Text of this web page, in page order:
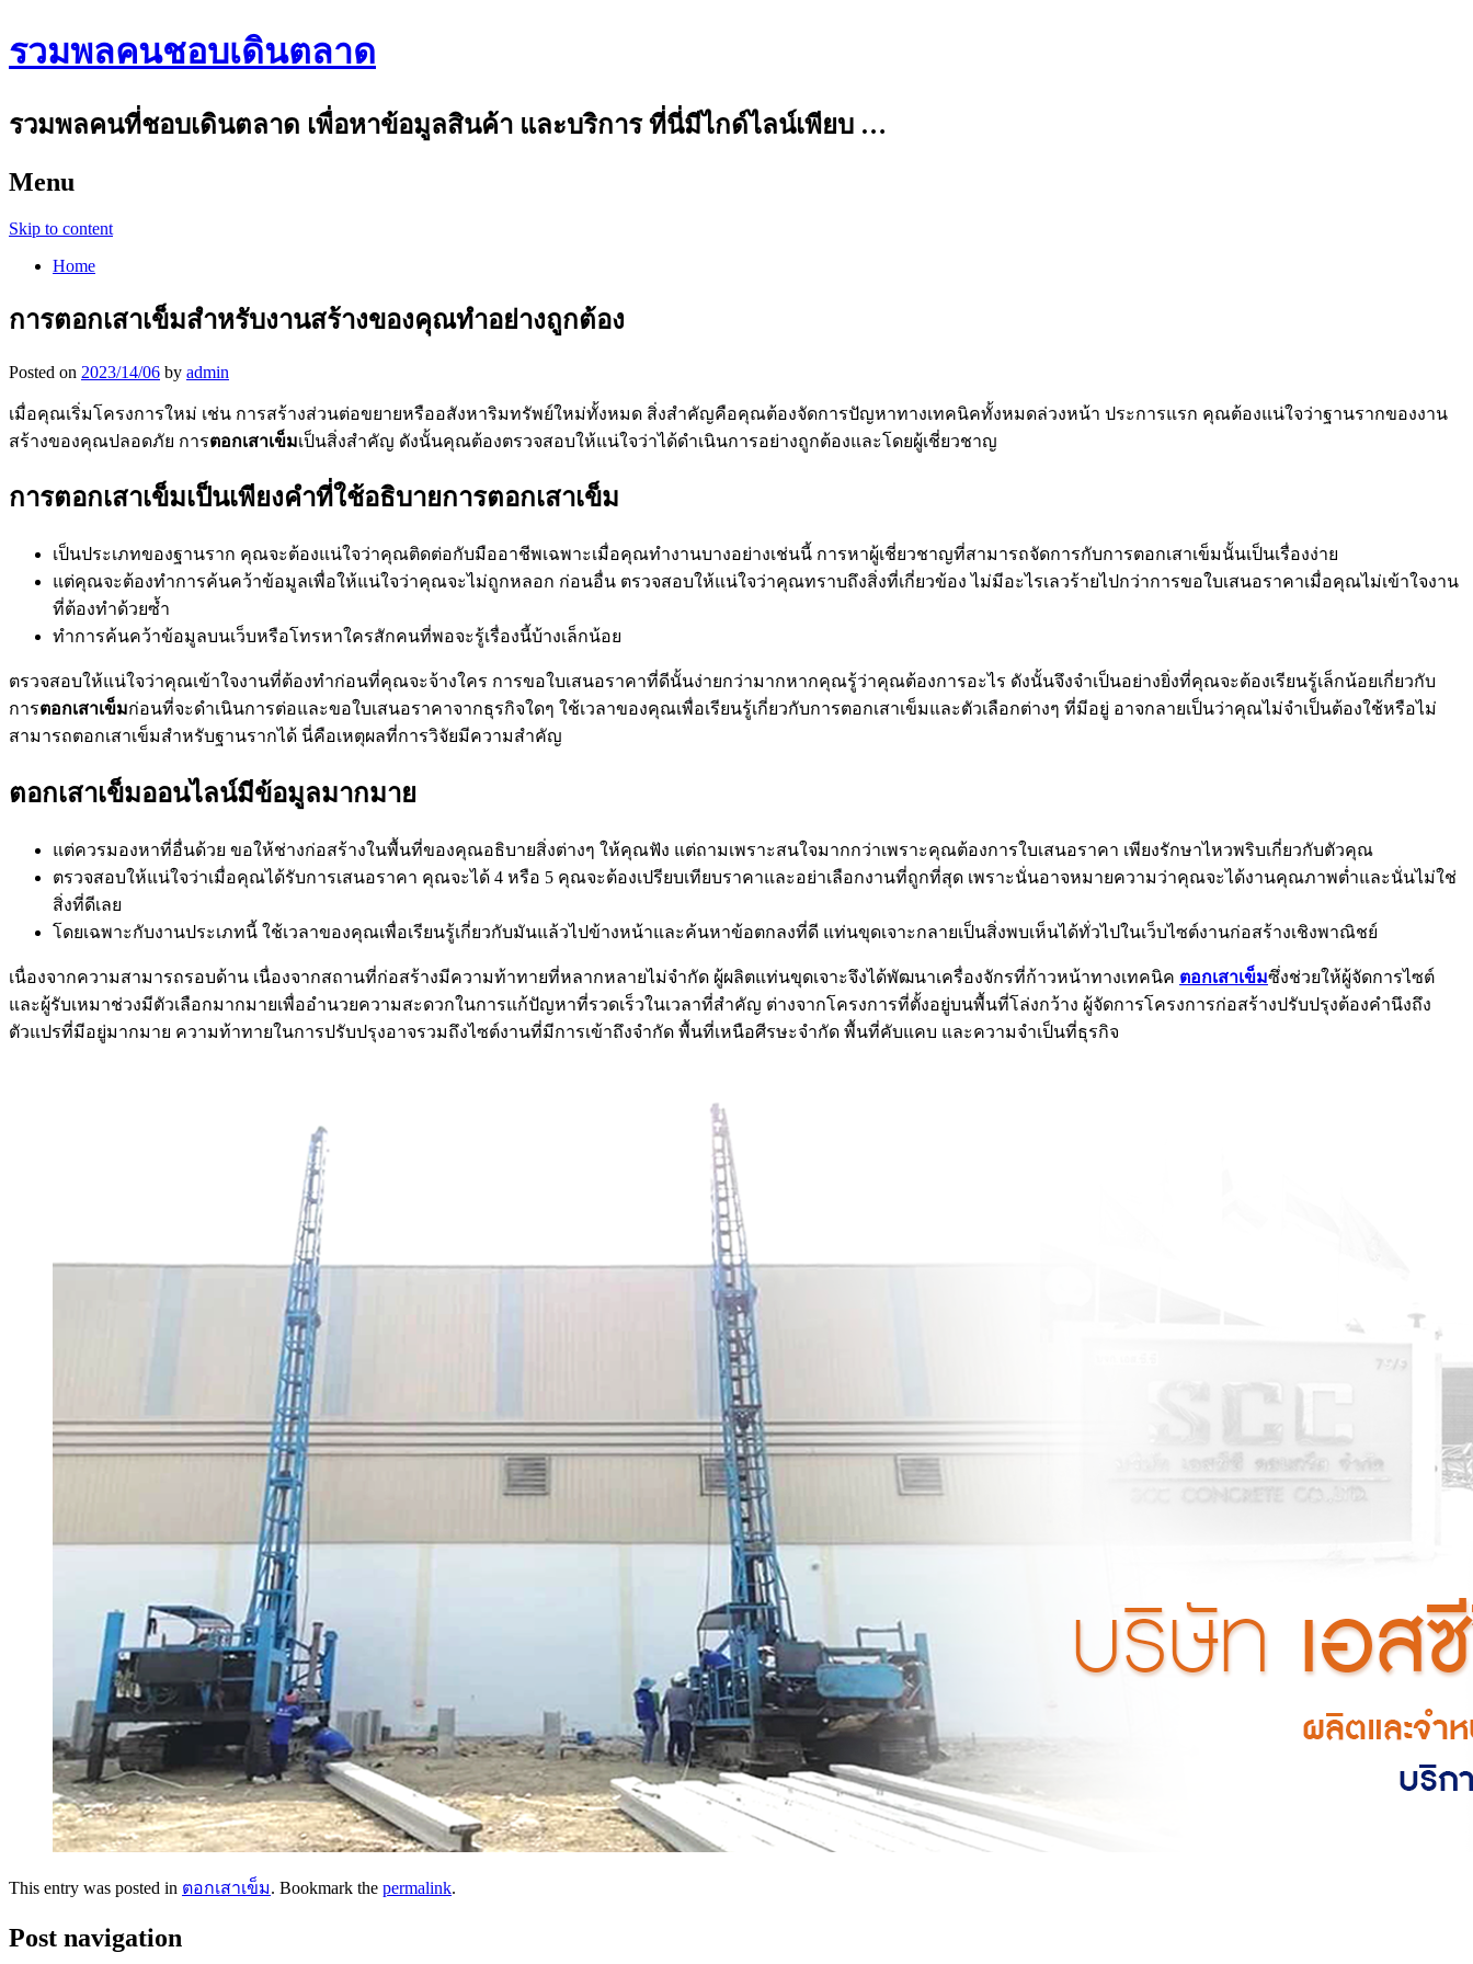
รวมพลคนชอบเดินตลาด
รวมพลคนที่ชอบเดินตลาด เพื่อหาข้อมูลสินค้า และบริการ ที่นี่มีไกด์ไลน์เพียบ …
Menu
Skip to content
Home
การตอกเสาเข็มสำหรับงานสร้างของคุณทำอย่างถูกต้อง
Posted on 2023/14/06 by admin
เมื่อคุณเริ่มโครงการใหม่ เช่น การสร้างส่วนต่อขยายหรืออสังหาริมทรัพย์ใหม่ทั้งหมด สิ่งสำคัญคือคุณต้องจัดการปัญหาทางเทคนิคทั้งหมดล่วงหน้า ประการแรก คุณต้องแน่ใจว่าฐานรากของงาน
สร้างของคุณปลอดภัย การตอกเสาเข็มเป็นสิ่งสำคัญ ดังนั้นคุณต้องตรวจสอบให้แน่ใจว่าได้ดำเนินการอย่างถูกต้องและโดยผู้เชี่ยวชาญ
การตอกเสาเข็มเป็นเพียงคำที่ใช้อธิบายการตอกเสาเข็ม
เป็นประเภทของฐานราก คุณจะต้องแน่ใจว่าคุณติดต่อกับมืออาชีพเฉพาะเมื่อคุณทำงานบางอย่างเช่นนี้ การหาผู้เชี่ยวชาญที่สามารถจัดการกับการตอกเสาเข็มนั้นเป็นเรื่องง่าย
แต่คุณจะต้องทำการค้นคว้าข้อมูลเพื่อให้แน่ใจว่าคุณจะไม่ถูกหลอก ก่อนอื่น ตรวจสอบให้แน่ใจว่าคุณทราบถึงสิ่งที่เกี่ยวข้อง ไม่มีอะไรเลวร้ายไปกว่าการขอใบเสนอราคาเมื่อคุณไม่เข้าใจงาน
ที่ต้องทำด้วยซ้ำ
ทำการค้นคว้าข้อมูลบนเว็บหรือโทรหาใครสักคนที่พอจะรู้เรื่องนี้บ้างเล็กน้อย
ตรวจสอบให้แน่ใจว่าคุณเข้าใจงานที่ต้องทำก่อนที่คุณจะจ้างใคร การขอใบเสนอราคาที่ดีนั้นง่ายกว่ามากหากคุณรู้ว่าคุณต้องการอะไร ดังนั้นจึงจำเป็นอย่างยิ่งที่คุณจะต้องเรียนรู้เล็กน้อยเกี่ยวกับ
การตอกเสาเข็มก่อนที่จะดำเนินการต่อและขอใบเสนอราคาจากธุรกิจใดๆ ใช้เวลาของคุณเพื่อเรียนรู้เกี่ยวกับการตอกเสาเข็มและตัวเลือกต่างๆ ที่มีอยู่ อาจกลายเป็นว่าคุณไม่จำเป็นต้องใช้หรือไม่
สามารถตอกเสาเข็มสำหรับฐานรากได้ นี่คือเหตุผลที่การวิจัยมีความสำคัญ
ตอกเสาเข็มออนไลน์มีข้อมูลมากมาย
แต่ควรมองหาที่อื่นด้วย ขอให้ช่างก่อสร้างในพื้นที่ของคุณอธิบายสิ่งต่างๆ ให้คุณฟัง แต่ถามเพราะสนใจมากกว่าเพราะคุณต้องการใบเสนอราคา เพียงรักษาไหวพริบเกี่ยวกับตัวคุณ
ตรวจสอบให้แน่ใจว่าเมื่อคุณได้รับการเสนอราคา คุณจะได้ 4 หรือ 5 คุณจะต้องเปรียบเทียบราคาและอย่าเลือกงานที่ถูกที่สุด เพราะนั่นอาจหมายความว่าคุณจะได้งานคุณภาพต่ำและนั่นไม่ใช่
สิ่งที่ดีเลย
โดยเฉพาะกับงานประเภทนี้ ใช้เวลาของคุณเพื่อเรียนรู้เกี่ยวกับมันแล้วไปข้างหน้าและค้นหาข้อตกลงที่ดี แท่นขุดเจาะกลายเป็นสิ่งพบเห็นได้ทั่วไปในเว็บไซต์งานก่อสร้างเชิงพาณิชย์
เนื่องจากความสามารถรอบด้าน เนื่องจากสถานที่ก่อสร้างมีความท้าทายที่หลากหลายไม่จำกัด ผู้ผลิตแท่นขุดเจาะจึงได้พัฒนาเครื่องจักรที่ก้าวหน้าทางเทคนิค ตอกเสาเข็มซึ่งช่วยให้ผู้จัดการไซต์
และผู้รับเหมาช่วงมีตัวเลือกมากมายเพื่ออำนวยความสะดวกในการแก้ปัญหาที่รวดเร็วในเวลาที่สำคัญ ต่างจากโครงการที่ตั้งอยู่บนพื้นที่โล่งกว้าง ผู้จัดการโครงการก่อสร้างปรับปรุงต้องคำนึงถึง
ตัวแปรที่มีอยู่มากมาย ความท้าทายในการปรับปรุงอาจรวมถึงไซต์งานที่มีการเข้าถึงจำกัด พื้นที่เหนือศีรษะจำกัด พื้นที่คับแคบ และความจำเป็นที่ธุรกิจ
This entry was posted in ตอกเสาเข็ม. Bookmark the permalink.
Post navigation